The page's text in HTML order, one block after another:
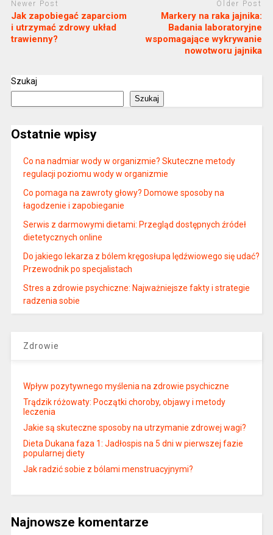
Newer Post
Jak zapobiegać zaparciom
i utrzymać zdrowy układ
trawienny?
Older Post
Markery na raka jajnika:
Badania laboratoryjne
wspomagające wykrywanie
nowotworu jajnika
Szukaj
Szukaj
Ostatnie wpisy
Co na nadmiar wody w organizmie? Skuteczne metody
regulacji poziomu wody w organizmie
Co pomaga na zawroty głowy? Domowe sposoby na
łagodzenie i zapobieganie
Serwis z darmowymi dietami: Przegląd dostępnych źródeł
dietetycznych online
Do jakiego lekarza z bólem kręgosłupa lędźwiowego się udać?
Przewodnik po specjalistach
Stres a zdrowie psychiczne: Najważniejsze fakty i strategie
radzenia sobie
Zdrowie
Wpływ pozytywnego myślenia na zdrowie psychiczne
Trądzik różowaty: Początki choroby, objawy i metody
leczenia
Jakie są skuteczne sposoby na utrzymanie zdrowej wagi?
Dieta Dukana faza 1: Jadłospis na 5 dni w pierwszej fazie
popularnej diety
Jak radzić sobie z bólami menstruacyjnymi?
Najnowsze komentarze